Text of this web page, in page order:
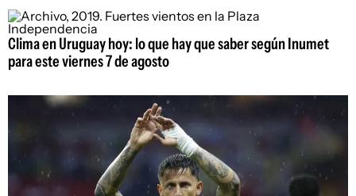
Clima en Uruguay hoy: lo que hay que saber según Inumet
para este viernes 7 de agosto